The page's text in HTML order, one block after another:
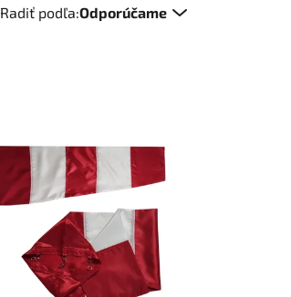
Radiť podľa:Odporúčame